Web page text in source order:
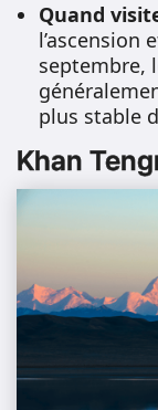
Quand
l’ascension
septembre,
plus stable
Khan